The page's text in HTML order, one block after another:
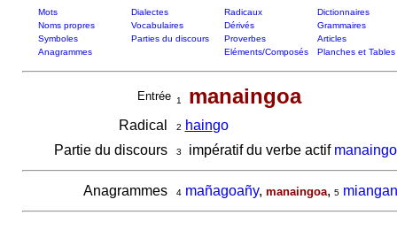
Mots Dialectes Radicaux
Dictionnaires
Noms propres
Vocabulaires Dérivés
Grammaires
Symboles
Parties du discours Proverbes
Articles
Anagrammes
Eléments/Composés Planches et Tables
Entrée 1 manaingoa
Radical 2 haingo
Partie du discours
3 impératif du verbe actif manaingo
Anagrammes 4 mañagoañy, manaingoa, 5